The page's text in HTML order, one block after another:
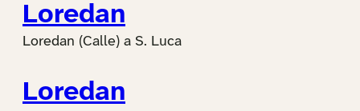
Loredan
Loredan (Calle) a S. Luca
Loredan